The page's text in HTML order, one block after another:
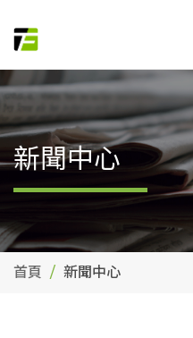
新聞中心
首頁 新聞中心